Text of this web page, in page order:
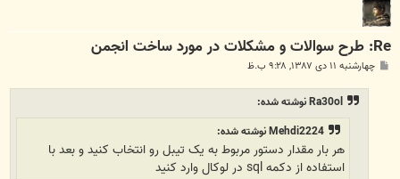
Re: طرح سوالات و مشکلات در مورد ساخت انجمن
پ چهارشنبه ۱۱ دی ۱۳۸۷, ۹:۲۸ ب.ظ
Ra30ol نوشته شده:
Mehdi2224 نوشته شده:
هر بار مقدار دستور مربوط به یک تیبل رو انتخاب کنید و بعد با
استفاده از دکمه sql در لوکال وارد کنید